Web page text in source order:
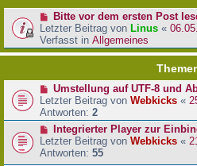
Bitte vor dem ersten Post
Letzter Beitrag von Linus «
Verfasst in Allgemeines
Umstellung auf UTF-8 und
Letzter Beitrag von Webkicks «
Antworten: 2
Integrierter Player zur
Letzter Beitrag von Webkicks «
Antworten: 55